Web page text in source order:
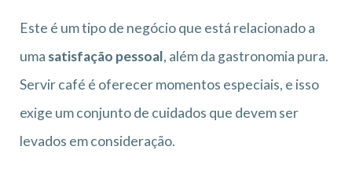
Este é um tipo de negócio que está relacionado a
uma satisfação pessoal, além da gastronomia pura.
Servir café é oferecer momentos especiais, e isso
exige um conjunto de cuidados que devem ser
levados em consideração.